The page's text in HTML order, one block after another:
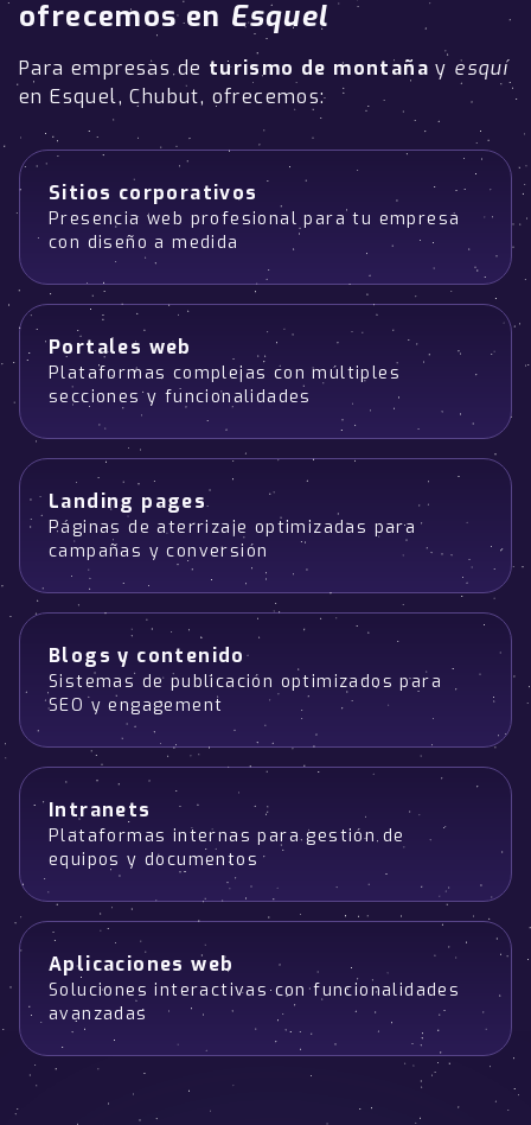
ofrecemos en Esquel
Para empresas de turismo de montaña y esquí
en Esquel, Chubut, ofrecemos:
Sitios corporativos
Presencia web profesional para tu empresa
con diseño a medida
Portales web
Plataformas complejas con múltiples
secciones y funcionalidades
Landing pages
Páginas de aterrizaje optimizadas para
campañas y conversión
Blogs y contenido
Sistemas de publicación optimizados para
SEO y engagement
Intranets
Plataformas internas para gestión de
equipos y documentos
Aplicaciones web
Soluciones interactivas con funcionalidades
avanzadas